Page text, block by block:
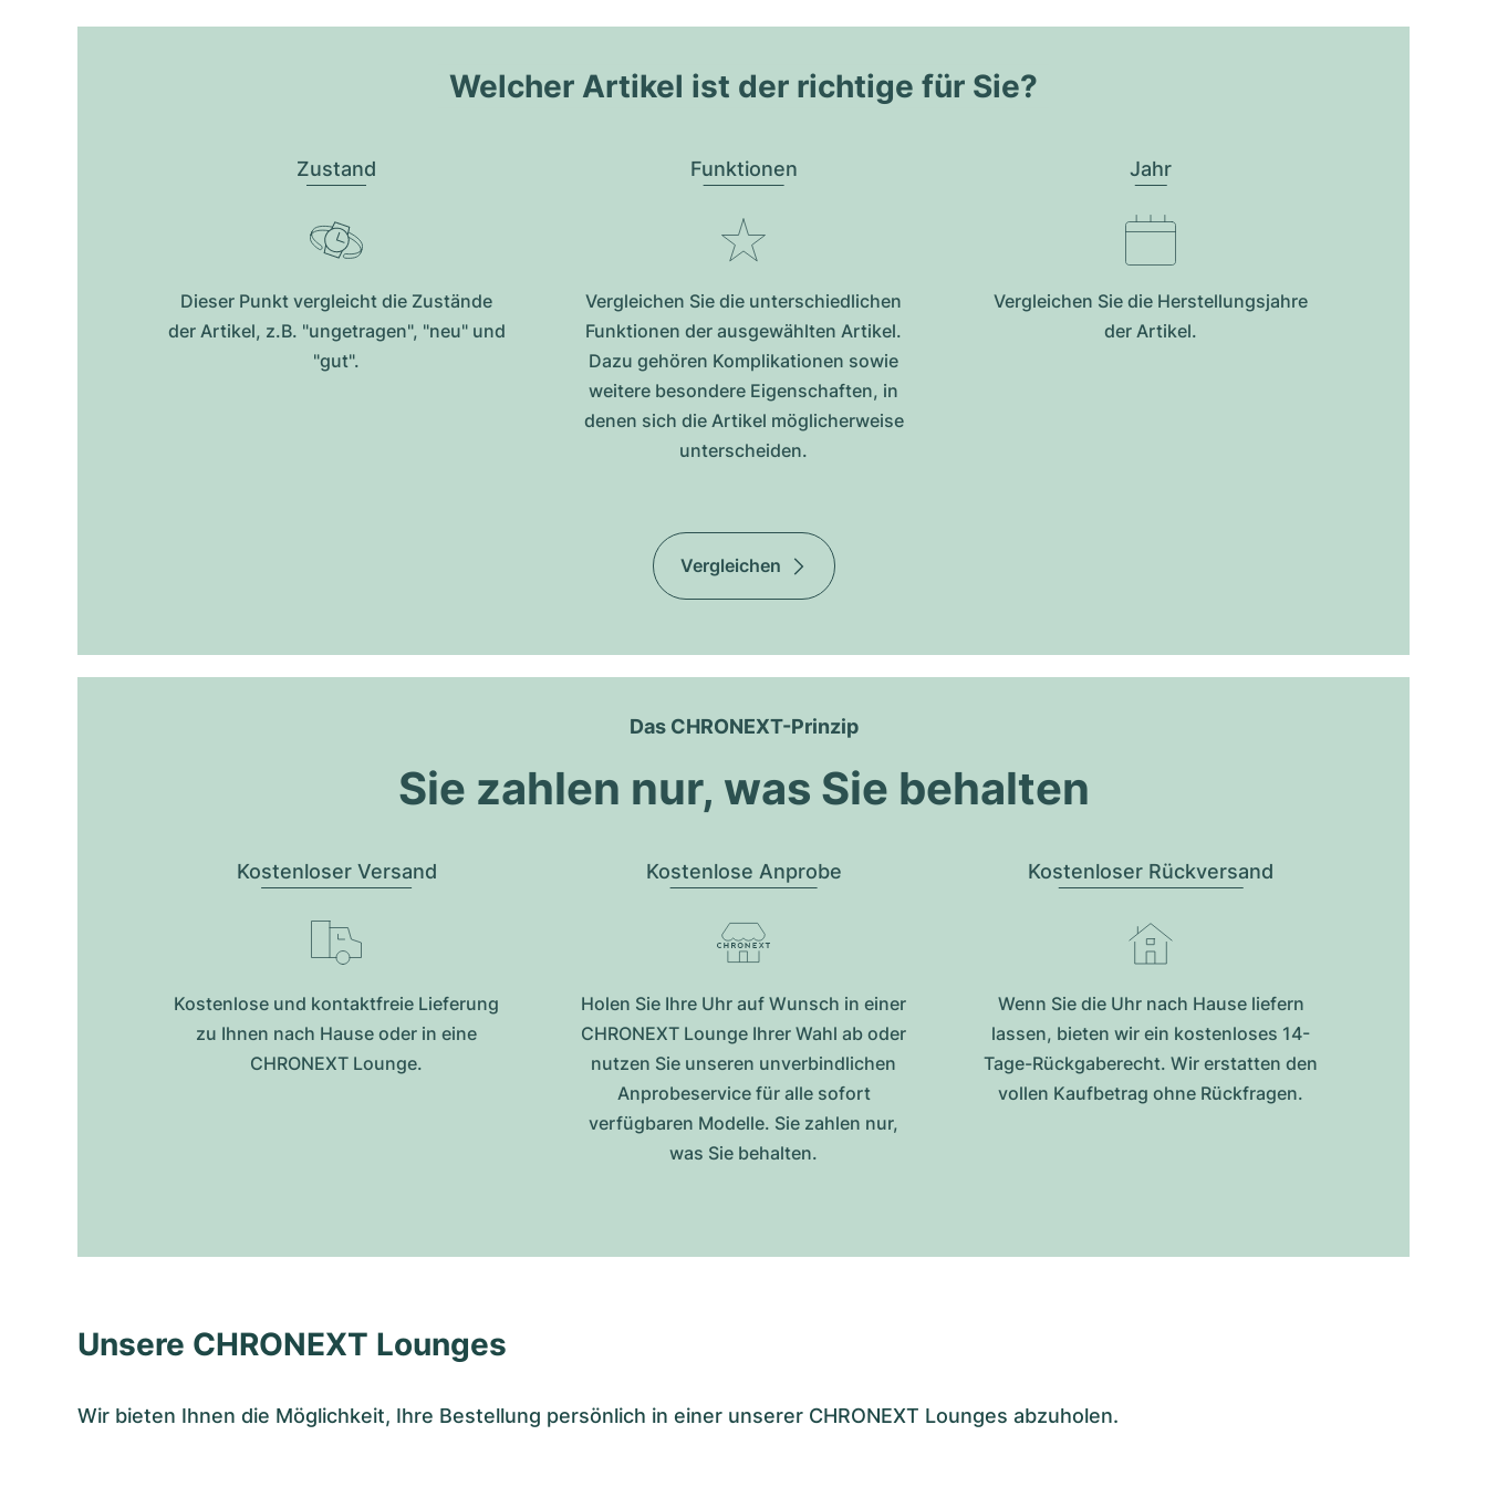
Welcher Artikel ist der richtige für Sie?
Zustand
Dieser Punkt vergleicht die Zustände
der Artikel, z.B. "ungetragen", "neu" und
"gut".
Funktionen
Vergleichen Sie die unterschiedlichen
Funktionen der ausgewählten Artikel.
Dazu gehören Komplikationen sowie
weitere besondere Eigenschaften, in
denen sich die Artikel möglicherweise
unterscheiden.
Jahr
Vergleichen Sie die Herstellungsjahre
der Artikel.
Vergleichen
Das CHRONEXT-Prinzip
Sie zahlen nur, was Sie behalten
Kostenloser Versand
Kostenlose und kontaktfreie Lieferung
zu Ihnen nach Hause oder in eine
CHRONEXT Lounge.
Kostenlose Anprobe
Holen Sie Ihre Uhr auf Wunsch in einer
CHRONEXT Lounge Ihrer Wahl ab oder
nutzen Sie unseren unverbindlichen
Anprobeservice für alle sofort
verfügbaren Modelle. Sie zahlen nur,
was Sie behalten.
Kostenloser Rückversand
Wenn Sie die Uhr nach Hause liefern
lassen, bieten wir ein kostenloses 14-
Tage-Rückgaberecht. Wir erstatten den
vollen Kaufbetrag ohne Rückfragen.
Unsere CHRONEXT Lounges
Wir bieten Ihnen die Möglichkeit, Ihre Bestellung persönlich in einer unserer CHRONEXT Lounges abzuholen.